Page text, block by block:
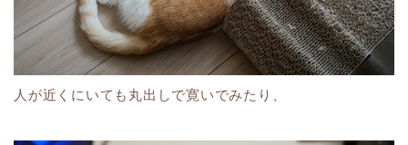
人が近くにいても丸出しで寛いでみたり、